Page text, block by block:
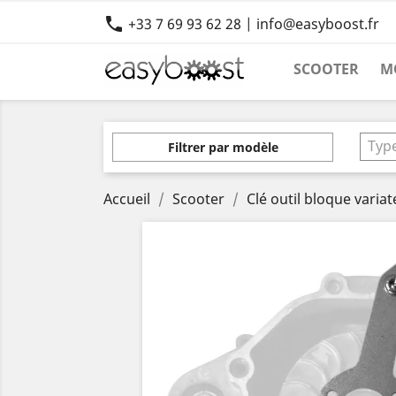
 +33 7 69 93 62 28 | info@easyboost.fr
SCOOTER
Filtrer par modèle
Accueil Scooter Clé outil bloque